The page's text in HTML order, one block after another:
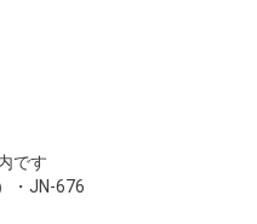
です
・JN-676